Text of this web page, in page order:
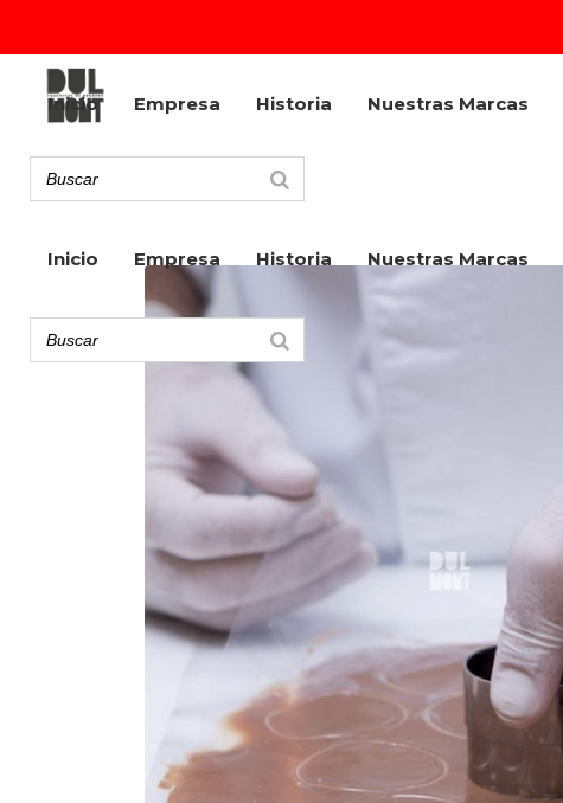
Inicio Empresa Historia Nuestras Marcas
Inicio Empresa Historia Nuestras Marcas